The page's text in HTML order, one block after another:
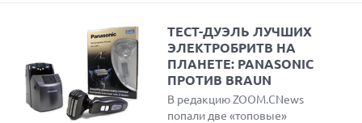
ТЕСТ-ДУЭЛЬ ЛУЧШИХ
ЭЛЕКТРОБРИТВ НА
ПЛАНЕТЕ: PANASONIC
ПРОТИВ BRAUN
В редакцию ZOOM.CNews
попали две «топовые»